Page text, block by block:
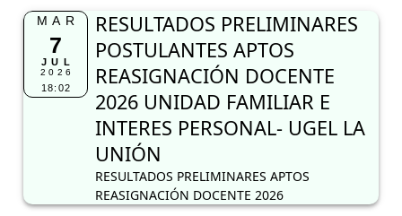
MAR
7
JUL
2026
18:02
RESULTADOS PRELIMINARES
POSTULANTES APTOS
REASIGNACIÓN DOCENTE
2026 UNIDAD FAMILIAR E
INTERES PERSONAL- UGEL LA
UNIÓN
RESULTADOS PRELIMINARES APTOS
REASIGNACIÓN DOCENTE 2026